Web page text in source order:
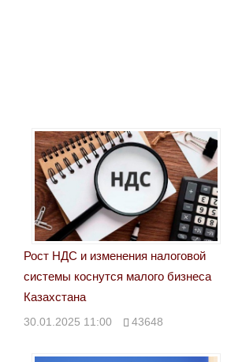
Рост НДС и изменения налоговой
системы коснутся малого бизнеса
Казахстана
30.01.2025 11:00 43648